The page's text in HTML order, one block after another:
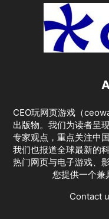
CEO玩网页游戏（
出版物。我们为读者呈
专家观点，重点关注中
我们也报道全球最新的
热门网页与电子游戏、
您提供一个兼
Contact